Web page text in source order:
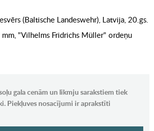
(Baltische Landeswehr), Latvija, 20.gs.
"Vilhelms Fridrichs Müller" ordeņu
gala cenām un likmju sarakstiem tiek
Piekļuves nosacījumi ir aprakstīti